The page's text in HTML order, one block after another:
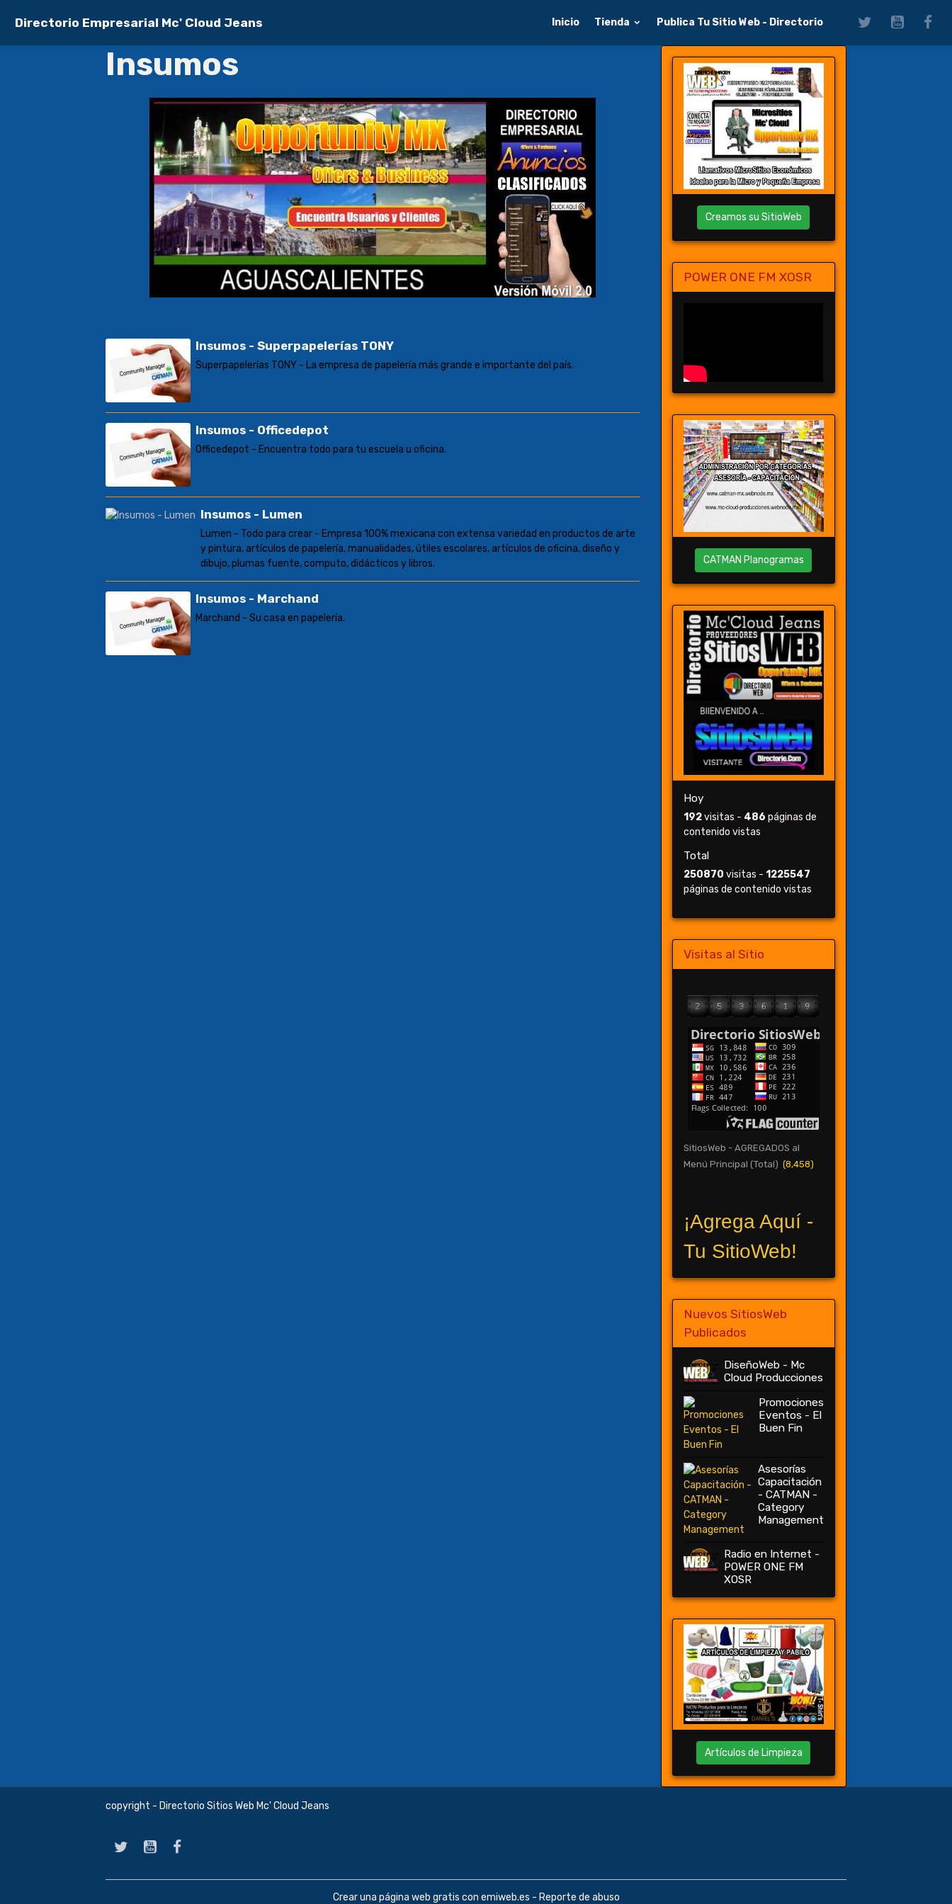
Directorio Empresarial Mc' Cloud Jeans Inicio Tienda Publica Tu Sitio Web - Directorio
Insumos
Insumos - Superpapelerías TONY
Superpapelerías TONY - La empresa de papelería más grande e importante del país.
Insumos - Officedepot
Officedepot - Encuentra todo para tu escuela u oficina.
Insumos - Lumen
Lumen - Todo para crear - Empresa 100% mexicana con extensa variedad en productos de arte
y pintura, artículos de papelería, manualidades, útiles escolares, artículos de oficina, diseño y
dibujo, plumas fuente, computo, didácticos y libros.
Insumos - Marchand
Marchand - Su casa en papelería.
Creamos su SitioWeb
POWER ONE FM XOSR
CATMAN Planogramas
Hoy
192visitas - 486 páginas de
contenido vistas
Total
250870 visitas -1225547
páginas de contenido vistas
Visitas al Sitio
SitiosWeb - AGREGADOS al
Menú Principal (Total) (8,458)
¡Agrega Aquí -
Tu SitioWeb!
Nuevos SitiosWeb
Publicados
DiseñoWeb - Mc
Cloud Producciones
Promociones
Eventos - El
Buen Fin
Asesorías
Capacitación
- CATMAN -
Category
Management
Radio en Internet -
POWER ONE FM
XOSR
Artículos de Limpieza
copyright - Directorio Sitios Web Mc' Cloud Jeans
Crear una página web gratis con emiweb.es - Reporte de abuso